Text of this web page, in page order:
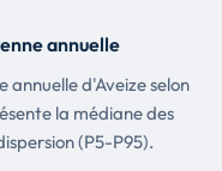
annuelle
d'Aveize selon
la médiane des
(P5-P95).